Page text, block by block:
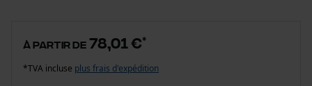
à partir de 78,01 €*
*TVA incluse plus frais d'expédition